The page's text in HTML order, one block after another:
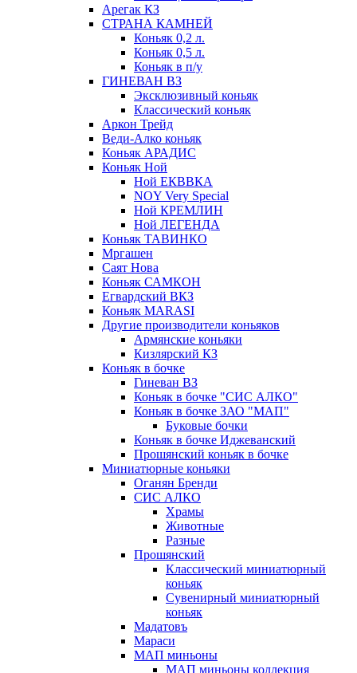
Арегак КЗ
СТРАНА КАМНЕЙ
Коньяк 0,2 л.
Коньяк 0,5 л.
Коньяк в п/у
ГИНЕВАН ВЗ
Эксклюзивный коньяк
Классический коньяк
Аркон Трейд
Веди-Алко коньяк
Коньяк АРАДИС
Коньяк Ной
Ной ЕКВВКА
NOY Very Special
Ной КРЕМЛИН
Ной ЛЕГЕНДА
Коньяк ТАВИНКО
Мргашен
Саят Нова
Коньяк САМКОН
Егвардский ВКЗ
Коньяк MARASI
Другие производители коньяков
Армянские коньяки
Кизлярский КЗ
Коньяк в бочке
Гиневан ВЗ
Коньяк в бочке "СИС АЛКО"
Коньяк в бочке ЗАО "МАП"
Буковые бочки
Коньяк в бочке Иджеванский
Прошянский коньяк в бочке
Миниатюрные коньяки
Оганян Бренди
СИС АЛКО
Храмы
Животные
Разные
Прошянский
Классический миниатюрный
коньяк
Сувенирный миниатюрный
коньяк
Мадатовъ
Мараси
МАП миньоны
МАП миньоны коллекция